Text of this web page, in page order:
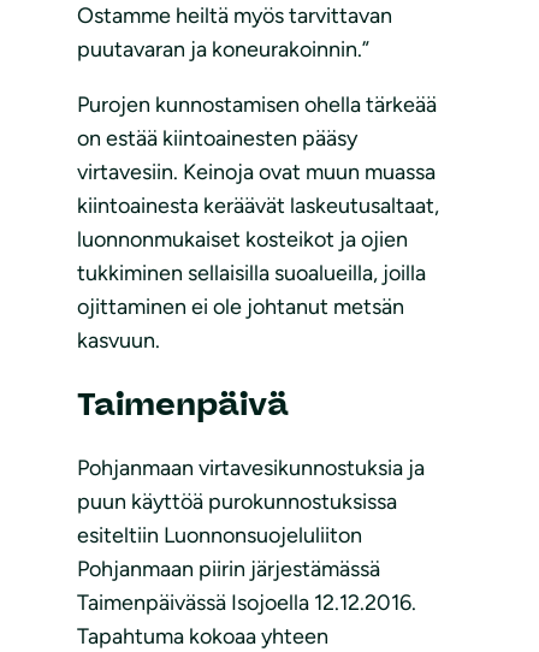
Ostamme heiltä myös tarvittavan
puutavaran ja koneurakoinnin.”
Purojen kunnostamisen ohella tärkeää
on estää kiintoainesten pääsy
virtavesiin. Keinoja ovat muun muassa
kiintoainesta keräävät laskeutusaltaat,
luonnonmukaiset kosteikot ja ojien
tukkiminen sellaisilla suoalueilla, joilla
ojittaminen ei ole johtanut metsän
kasvuun.
Taimenpäivä
Pohjanmaan virtavesikunnostuksia ja
puun käyttöä purokunnostuksissa
esiteltiin Luonnonsuojeluliiton
Pohjanmaan piirin järjestämässä
Taimenpäivässä Isojoella 12.12.2016.
Tapahtuma kokoaa yhteen